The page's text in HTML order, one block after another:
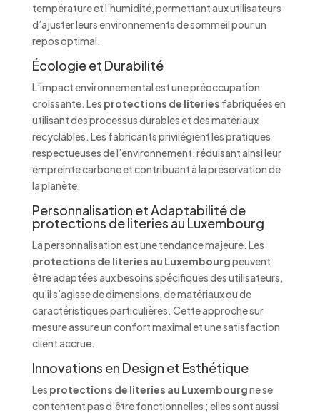
température et l’humidité, permettant aux utilisateurs
d’ajuster leurs environnements de sommeil pour un
repos optimal.
Écologie et Durabilité
L’impact environnemental est une préoccupation
croissante. Les protections de literies fabriquées en
utilisant des processus durables et des matériaux
recyclables. Les fabricants privilégient les pratiques
respectueuses de l’environnement, réduisant ainsi leur
empreinte carbone et contribuant à la préservation de
la planète.
Personnalisation et Adaptabilité de
protections de literies au Luxembourg
La personnalisation est une tendance majeure. Les
protections de literies au Luxembourgpeuvent
être adaptées aux besoins spécifiques des utilisateurs,
qu’il s’agisse de dimensions, de matériaux ou de
caractéristiques particulières. Cette approche sur
mesure assure un confort maximal et une satisfaction
client accrue.
Innovations en Design et Esthétique
Les protections de literies au Luxembourgne se
contentent pas d’être fonctionnelles ; elles sont aussi